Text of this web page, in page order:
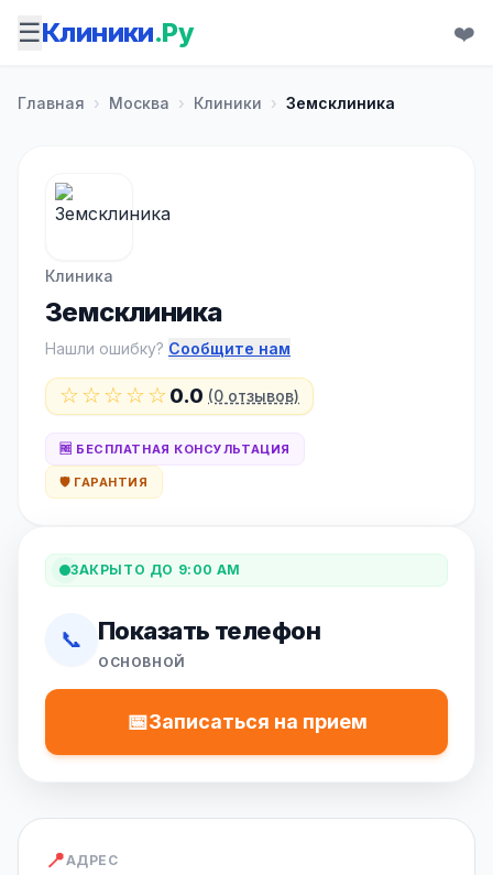
☰Клиники.Ру ❤️
Главная › Москва › Клиники › Земсклиника
Клиника
Земсклиника
Нашли ошибку? Сообщите нам
☆☆☆☆☆0.0 (0 отзывов)
🆓 БЕСПЛАТНАЯ КОНСУЛЬТАЦИЯ
🛡️ ГАРАНТИЯ
ЗАКРЫТО ДО 9:00 AM
📞 Показать телефон
ОСНОВНОЙ
📅Записаться на прием
📍АДРЕС